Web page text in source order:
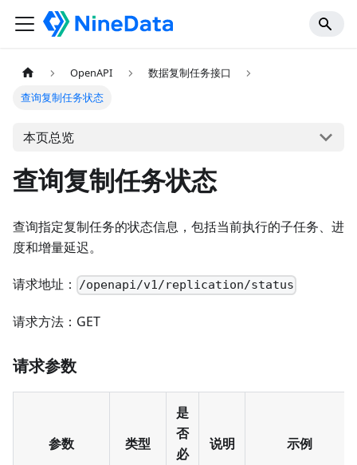
OpenAPI
数据复制任务接口
查询复制任务状态
本页总览
查询复制任务状态
查询指定复制任务的状态信息，包括当前执行的子任务、进
度和增量延迟。
请求地址： /openapi/v1/replication/status
请求方法：GET
请求参数
参数 类型
是
否
必
说明 示例